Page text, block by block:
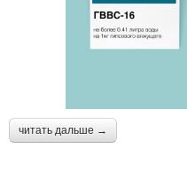
читать дальше →